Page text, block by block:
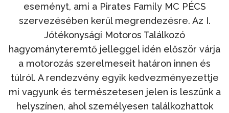
eseményt, ami a Pirates Family MC PÉCS
szervezésében kerül megrendezésre. Az I.
Jótékonysági Motoros Találkozó
hagyományteremtő jelleggel idén először várja
a motorozás szerelmeseit határon innen és
túlról. A rendezvény egyik kedvezményezettje
mi vagyunk és természetesen jelen is leszünk a
helyszínen, ahol személyesen találkozhattok